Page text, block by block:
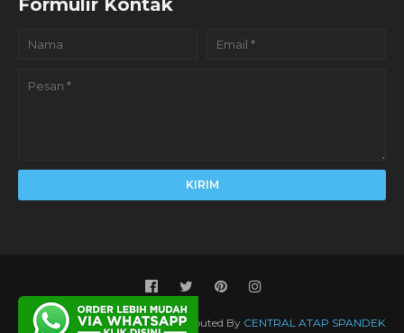
Formulir Kontak
Created BySoraTemplates| Distributed By CENTRAL ATAP SPANDEK